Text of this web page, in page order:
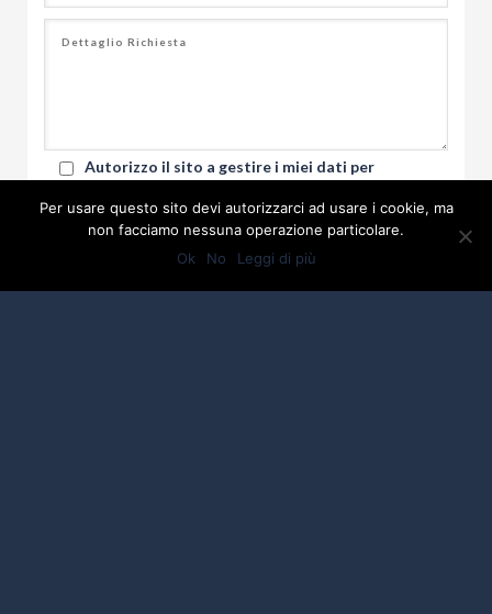
Autorizzo il sito a gestire i miei dati per
essere salvati all'interno di questo sito ma potrà
essere richiesta la loro cancellazione come descritto
Privacy
Per usare questo sito devi autorizzarci ad usare i cookie, ma
non facciamo nessuna operazione particolare.
Ok
No Leggi di più